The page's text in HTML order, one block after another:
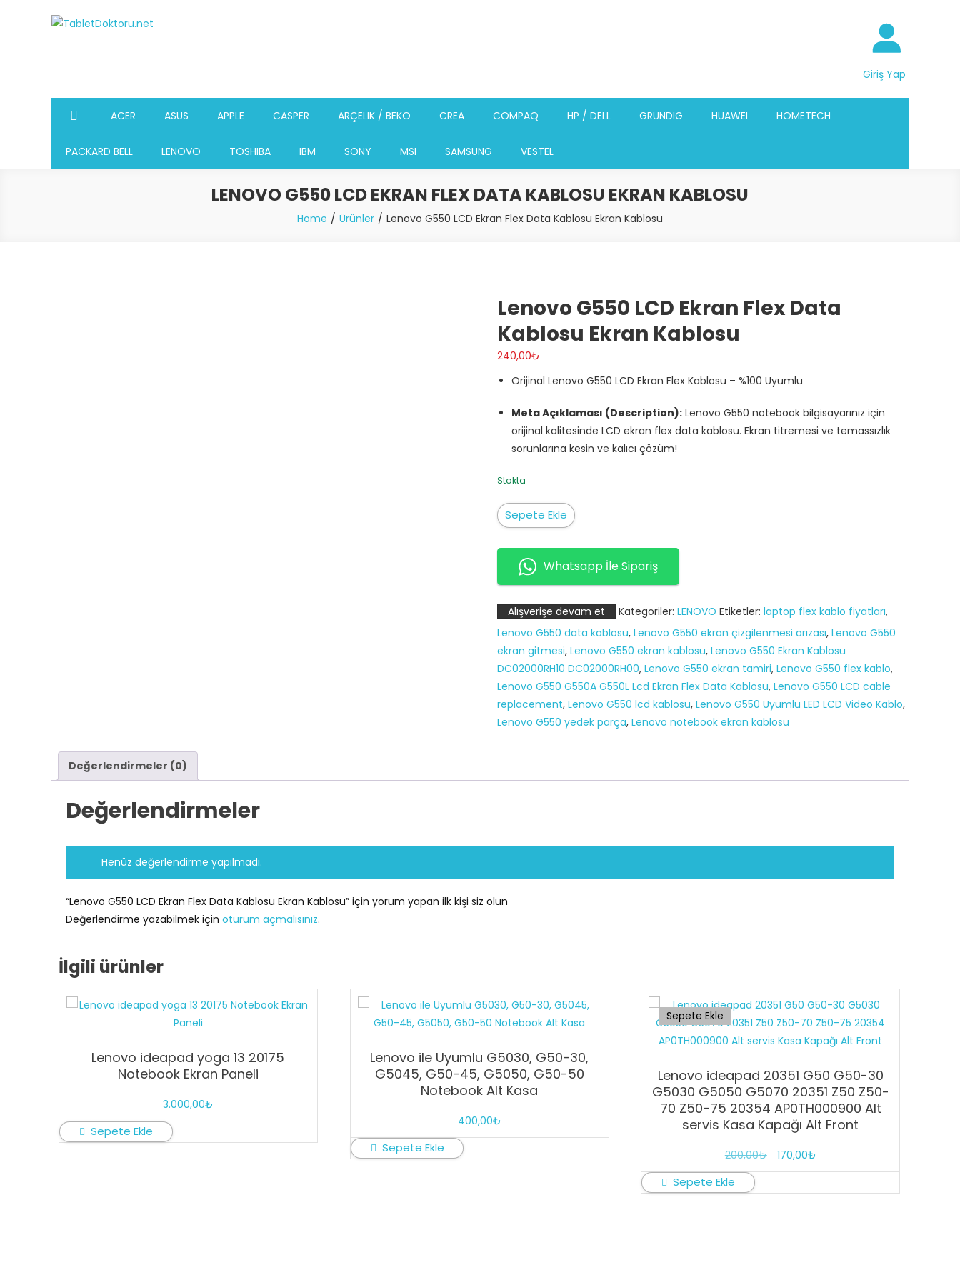
Giriş Yap
ACER ASUS APPLE CASPER ARÇELIK / BEKO CREA COMPAQ HP / DELL GRUNDIG HUAWEI HOMETECH
PACKARD BELL LENOVO TOSHIBA IBM SONY MSI SAMSUNG VESTEL
LENOVO G550 LCD EKRAN FLEX DATA KABLOSU EKRAN KABLOSU
Home Ürünler Lenovo G550 LCD Ekran Flex Data Kablosu Ekran Kablosu
Lenovo G550 LCD Ekran Flex Data
Kablosu Ekran Kablosu
240,00₺
Orijinal Lenovo G550 LCD Ekran Flex Kablosu – %100 Uyumlu
Meta Açıklaması (Description): Lenovo G550 notebook bilgisayarınız için
orijinal kalitesinde LCD ekran flex data kablosu. Ekran titremesi ve temassızlık
sorunlarına kesin ve kalıcı çözüm!
Stokta
Lenovo
G550
LCD
Ekran
Flex
Kablosu
Ekran
Kablosu
adet
Sepete Ekle
Whatsapp İle Sipariş
Alışverişe devam et Kategoriler: LENOVO Etiketler: laptop flex kablo fiyatları,
Lenovo G550 data kablosu, Lenovo G550 ekran çizgilenmesi arızası, Lenovo G550
ekran gitmesi, Lenovo G550 ekran kablosu, Lenovo G550 Ekran Kablosu
DC02000RH10 DC02000RH00, Lenovo G550 ekran tamiri, Lenovo G550 flex kablo,
Lenovo G550 G550A G550L Lcd Ekran Flex Data Kablosu, Lenovo G550 LCD cable
replacement, Lenovo G550 lcd kablosu, Lenovo G550 Uyumlu LED LCD Video Kablo,
Lenovo G550 yedek parça, Lenovo notebook ekran kablosu
Değerlendirmeler (0)
Değerlendirmeler
Henüz değerlendirme yapılmadı.
“Lenovo G550 LCD Ekran Flex Data Kablosu Ekran Kablosu” için yorum yapan ilk kişi siz olun
Değerlendirme yazabilmek için oturum açmalısınız.
İlgili ürünler
Lenovo ideapad yoga 13 20175
Notebook Ekran Paneli
3.000,00₺
Sepete Ekle
Lenovo ile Uyumlu G5030, G50-30,
G5045, G50-45, G5050, G50-50
Notebook Alt Kasa
400,00₺
Sepete Ekle
Sepete Ekle
Lenovo ideapad 20351 G50 G50-30
G5030 G5050 G5070 20351 Z50 Z50-
70 Z50-75 20354 AP0TH000900 Alt
servis Kasa Kapağı Alt Front
200,00₺
Orijinal
fiyat:
200,00₺.
170,00₺
andaki
fiyat:
Sepete Ekle